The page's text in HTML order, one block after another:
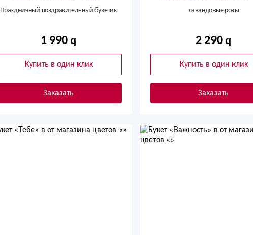
Праздничный поздравительный букетик
1 990
Купить в один клик
Заказать
лавандовые розы
2 290
Купить в один клик
Заказать